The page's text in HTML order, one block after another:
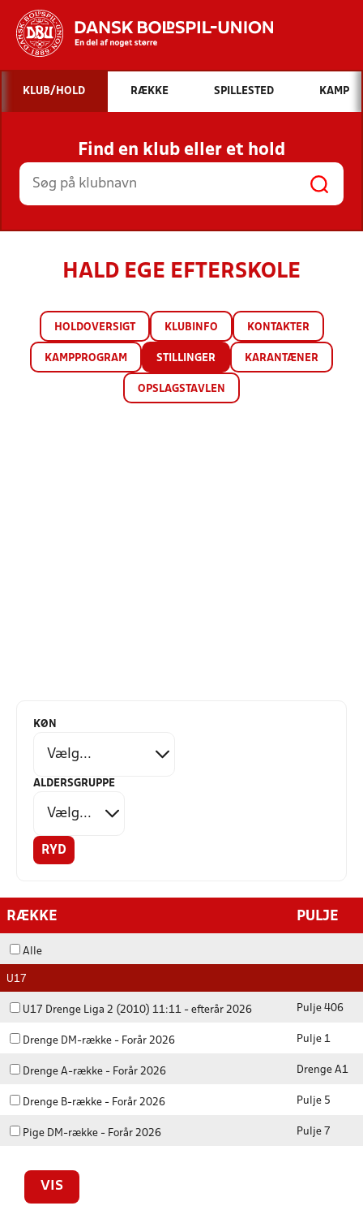
Hvad vil du søge efter?
INDHOLD OG NYHEDER
STILLINGER, RESULTATER, KLUBBER OG
HOLD
KLUB/HOLD RÆKKE SPILLESTED KAMP
Find en klub eller et hold
HALD EGE EFTERSKOLE
HOLDOVERSIGT KLUBINFO KONTAKTER
KAMPPROGRAM STILLINGER KARANTÆNER
OPSLAGSTAVLEN
KØN
ALDERSGRUPPE
RYD
RÆKKE PULJE
Alle
U17
U17 Drenge Liga 2 (2010) 11:11 - efterår 2026 Pulje 406
Drenge DM-række - Forår 2026 Pulje 1
Drenge A-række - Forår 2026 Drenge A1
Drenge B-række - Forår 2026 Pulje 5
Pige DM-række - Forår 2026 Pulje 7
VIS